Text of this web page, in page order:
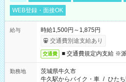
WEB登録・面接OK
給与
時給1,500円～1,875円
交通費別途支給あり
交通費 ■ 交通費規定内支給 ※
勤務地
茨城県牛久市
牛久駅からバイク・車 / ひた